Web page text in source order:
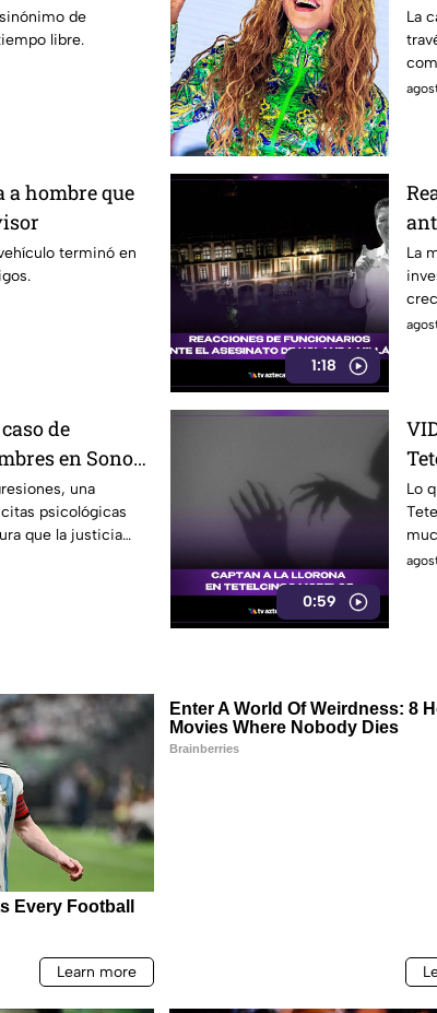
de
libre.
La
a hombre que
terminó en
1:18
La
de
en Sonora
en
una
psicológicas
que la justicia
0:59
Lo
que